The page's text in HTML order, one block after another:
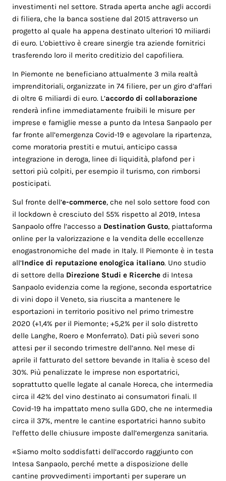
investimenti nel settore. Strada aperta anche agli accordi
di filiera, che la banca sostiene dal 2015 attraverso un
progetto al quale ha appena destinato ulteriori 10 miliardi
di euro. L’obiettivo è creare sinergie tra aziende fornitrici
trasferendo loro il merito creditizio del capofiliera.
In Piemonte ne beneficiano attualmente 3 mila realtà
imprenditoriali, organizzate in 74 filiere, per un giro d’affari
di oltre 6 miliardi di euro. L’accordo di collaborazione
renderà infine immediatamente fruibili le misure per
imprese e famiglie messe a punto da Intesa Sanpaolo per
far fronte all’emergenza Covid-19 e agevolare la ripartenza,
come moratoria prestiti e mutui, anticipo cassa
integrazione in deroga, linee di liquidità, plafond per i
settori più colpiti, per esempio il turismo, con rimborsi
posticipati.
Sul fronte dell’e-commerce, che nel solo settore food con
il lockdown è cresciuto del 55% rispetto al 2019, Intesa
Sanpaolo offre l’accesso a Destination Gusto, piattaforma
online per la valorizzazione e la vendita delle eccellenze
enogastronomiche del made in Italy. Il Piemonte è in testa
all’Indice di reputazione enologica italiano. Uno studio
di settore della Direzione Studi e Ricerche di Intesa
Sanpaolo evidenzia come la regione, seconda esportatrice
di vini dopo il Veneto, sia riuscita a mantenere le
esportazioni in territorio positivo nel primo trimestre
2020 (+1,4% per il Piemonte; +5,2% per il solo distretto
delle Langhe, Roero e Monferrato). Dati più severi sono
attesi per il secondo trimestre dell’anno. Nel mese di
aprile il fatturato del settore bevande in Italia è sceso del
30%. Più penalizzate le imprese non esportatrici,
soprattutto quelle legate al canale Horeca, che intermedia
circa il 42% del vino destinato ai consumatori finali. Il
Covid-19 ha impattato meno sulla GDO, che ne intermedia
circa il 37%, mentre le cantine esportatrici hanno subito
l’effetto delle chiusure imposte dall’emergenza sanitaria.
«Siamo molto soddisfatti dell’accordo raggiunto con
Intesa Sanpaolo, perché mette a disposizione delle
cantine provvedimenti importanti per superare un